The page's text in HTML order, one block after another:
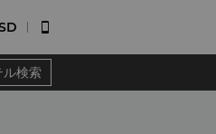

ル検索